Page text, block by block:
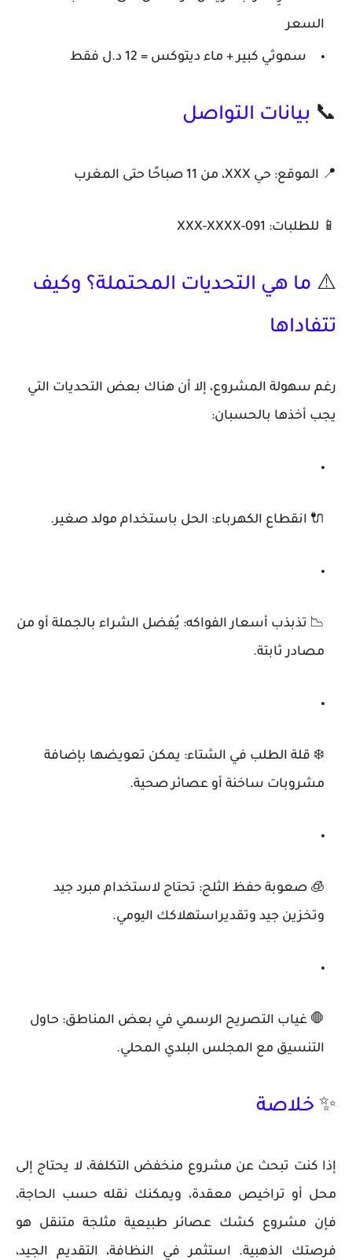
السعر
سموثي كبير + ماء ديتوكس = 12 د.ل فقط
📞 بيانات التواصل
📍 الموقع: حي XXX، من 11 صباحًا حتى المغرب
📱 للطلبات: 091-XXX-XXXX
⚠️ ما هي التحديات المحتملة؟ وكيف
تتفاداها
رغم سهولة المشروع، إلا أن هناك بعض التحديات التي
يجب أخذها بالحسبان:
🔌 انقطاع الكهرباء: الحل باستخدام مولد صغير.
📉 تذبذب أسعار الفواكه: يُفضل الشراء بالجملة أو من
مصادر ثابتة.
❄️ قلة الطلب في الشتاء: يمكن تعويضها بإضافة
مشروبات ساخنة أو عصائر صحية.
🧊 صعوبة حفظ الثلج: تحتاج لاستخدام مبرد جيد
وتخزين جيد وتقديراستهلاكك اليومي.
🛑 غياب التصريح الرسمي في بعض المناطق: حاول
التنسيق مع المجلس البلدي المحلي.
✨ خلاصة
إذا كنت تبحث عن مشروع منخفض التكلفة، لا يحتاج إلى
محل أو تراخيص معقدة، ويمكنك نقله حسب الحاجة،
فإن مشروع كشك عصائر طبيعية مثلجة متنقل هو
فرصتك الذهبية. استثمر في النظافة، التقديم الجيد،